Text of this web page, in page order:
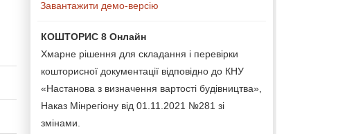
Завантажити демо-версію
КОШТОРИС 8 Онлайн
Хмарне рішення для складання і перевірки
кошторисної документації відповідно до КНУ
«Настанова з визначення вартості будівництва»,
Наказ Мінрегіону від 01.11.2021 №281 зі
змінами.